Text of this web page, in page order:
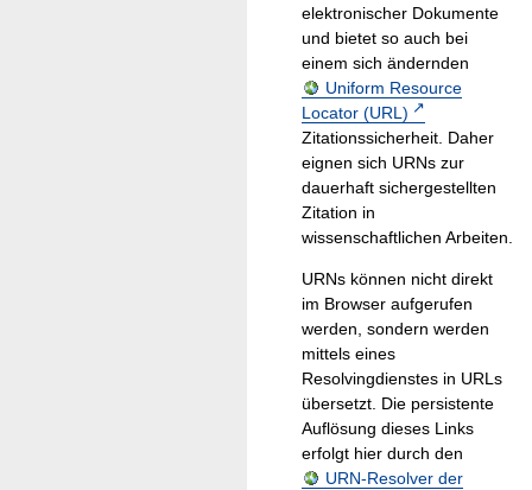
elektronischer Dokumente
und bietet so auch bei
einem sich ändernden
Uniform Resource
Locator (URL)
Zitationssicherheit. Daher
eignen sich URNs zur
dauerhaft sichergestellten
Zitation in
wissenschaftlichen Arbeiten.
URNs können nicht direkt
im Browser aufgerufen
werden, sondern werden
mittels eines
Resolvingdienstes in URLs
übersetzt. Die persistente
Auflösung dieses Links
erfolgt hier durch den
URN-Resolver der